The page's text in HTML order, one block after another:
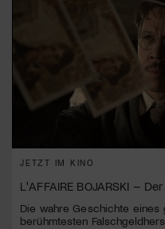
JETZT IM KINO
L'AFFAIRE BOJARSKI –
Die wahre Geschichte eines
berühmtesten